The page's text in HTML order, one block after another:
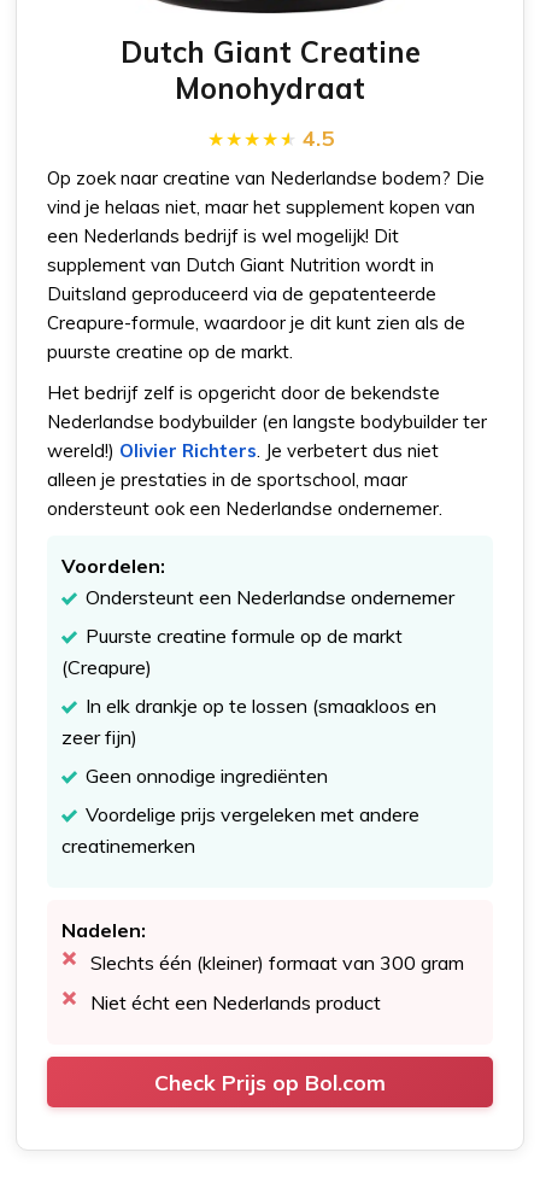
Dutch Giant Creatine
Monohydraat
4.5
Op zoek naar creatine van Nederlandse bodem? Die
vind je helaas niet, maar het supplement kopen van
een Nederlands bedrijf is wel mogelijk! Dit
supplement van Dutch Giant Nutrition wordt in
Duitsland geproduceerd via de gepatenteerde
Creapure-formule, waardoor je dit kunt zien als de
puurste creatine op de markt.
Het bedrijf zelf is opgericht door de bekendste
Nederlandse bodybuilder (en langste bodybuilder ter
wereld!) Olivier Richters. Je verbetert dus niet
alleen je prestaties in de sportschool, maar
ondersteunt ook een Nederlandse ondernemer.
Voordelen:
Ondersteunt een Nederlandse ondernemer
Puurste creatine formule op de markt
(Creapure)
In elk drankje op te lossen (smaakloos en
zeer fijn)
Geen onnodige ingrediënten
Voordelige prijs vergeleken met andere
creatinemerken
Nadelen:
Slechts één (kleiner) formaat van 300 gram
Niet écht een Nederlands product
Check Prijs op Bol.com